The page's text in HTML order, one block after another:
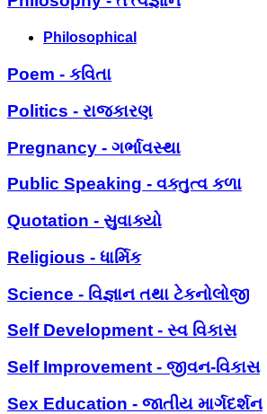
Philosophical
Poem - કવિતા
Politics - રાજકારણ
Pregnancy - ગર્ભાવસ્થા
Public Speaking - વક્તુત્વ કળા
Quotation - સુવાક્યો
Religious - ધાર્મિક
Science - વિજ્ઞાન તથા ટેકનોલોજી
Self Development - સ્વ વિકાસ
Self Improvement - જીવન-વિકાસ
Sex Education - જાતીય માર્ગદર્શન